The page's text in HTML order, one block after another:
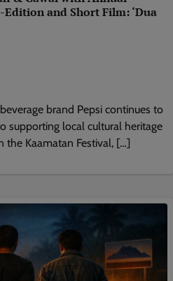
and Short Film: ‘Dua
brand Pepsi continues to
supporting local cultural heritage
the Kaamatan Festival, […]